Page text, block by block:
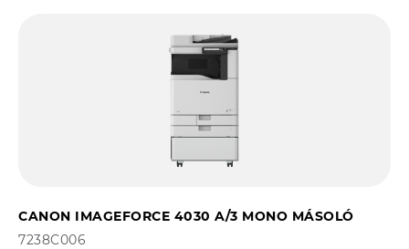
CANON IMAGEFORCE 4030 A/3 MONO MÁSOLÓ
7238C006